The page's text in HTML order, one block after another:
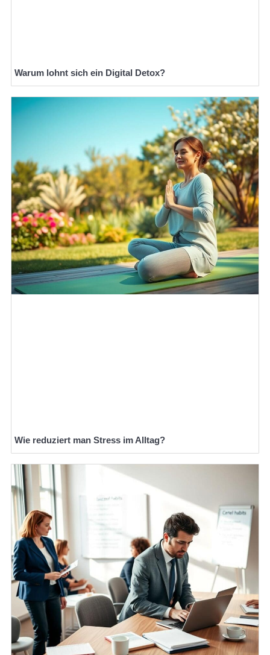
Warum lohnt sich ein Digital Detox?
Wie reduziert man Stress im Alltag?